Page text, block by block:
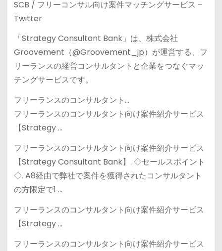
SCB / フリーコンサル向け案件マッチングサービス –
Twitter
「Strategy Consultant Bank」は、株式会社
Groovement（@Groovement_jp）が運営する、フ
リーランスの経営コンサルタントと企業をつなぐマッ
チングサービスです。
フリーランスのコンサルタント…
フリーランスのコンサルタント向け案件紹介サービス
【Strategy …
フリーランスのコンサルタント向け案件紹介サービス
【Strategy Consultant Bank】. ◇セールスポイント
◇. A8経由で弊社で案件を獲得されたコンサルタント
の方限定で1 …
フリーランスのコンサルタント向け案件紹介サービス
【Strategy …
フリーランスのコンサルタント向け案件紹介サービス